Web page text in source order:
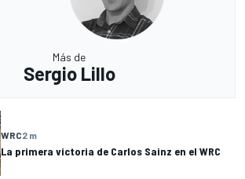
Más de
Sergio Lillo
WRC2 m
La primera victoria de Carlos Sainz en el WRC